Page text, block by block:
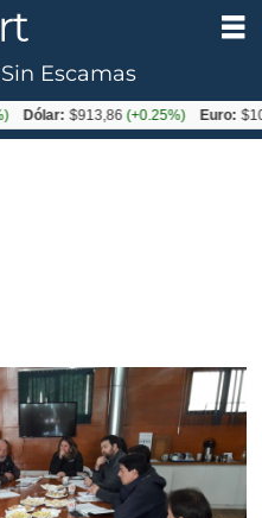
Sin Escamas
$913,86(+0.25%) Euro: $1053,08